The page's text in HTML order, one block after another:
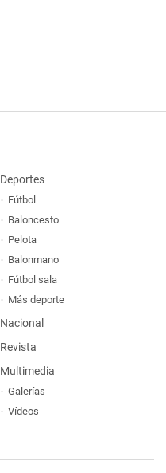
Deportes
Fútbol
Baloncesto
Pelota
Balonmano
Fútbol sala
Más deporte
Nacional
Revista
Multimedia
Galerías
Vídeos